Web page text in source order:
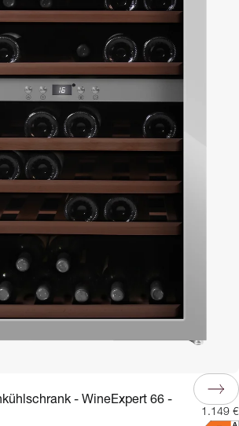
- WineExpert 66 -
1.149 €